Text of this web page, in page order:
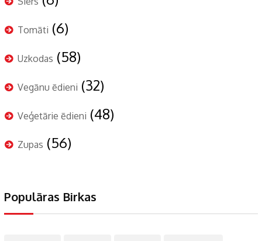
Tomāti (6)
Uzkodas (58)
Vegānu ēdieni (32)
Veģetārie ēdieni (48)
Zupas (56)
Populāras Birkas